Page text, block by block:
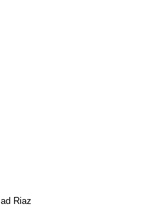
Riaz